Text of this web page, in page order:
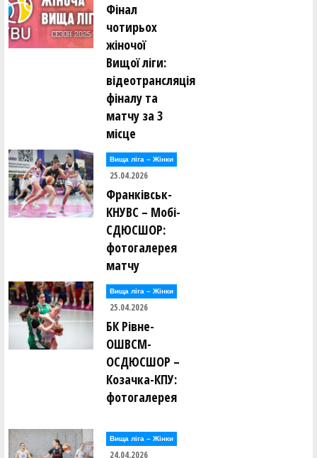
Фінал
чотирьох
жіночої
Вищої ліги:
відеотрансляція
фіналу та
матчу за 3
місце
Вища лiга – Жiнки
25.04.2026
Франківськ-
КНУВС – Мобі-
СДЮСШОР:
фотогалерея
матчу
Вища лiга – Жiнки
25.04.2026
БК Рівне-
ОШВСМ-
ОСДЮСШОР –
Козачка-КПУ:
фотогалерея
Вища лiга – Жiнки
24.04.2026